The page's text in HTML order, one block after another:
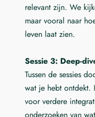
relevant zijn. We
maar vooral naar
leven laat zien.
Sessie 3: Deep-
Tussen de sessies
wat je hebt ontdekt.
voor verdere
onderzoeken van